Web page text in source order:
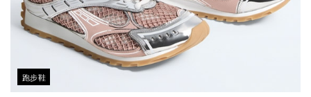
跑步鞋